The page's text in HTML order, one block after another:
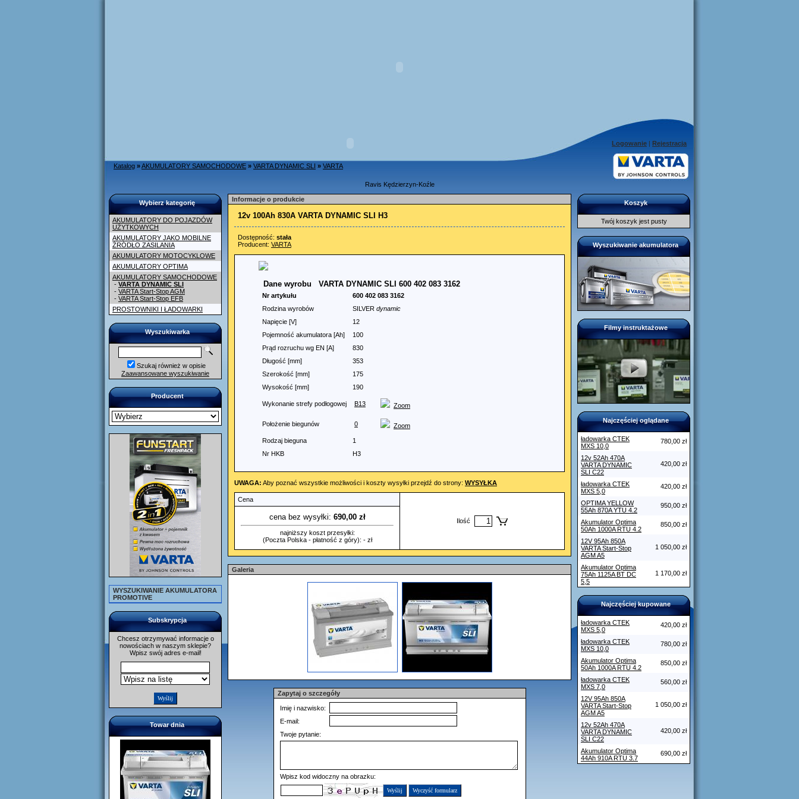
Logowanie | Rejestracja
Katalog »AKUMULATORY SAMOCHODOWE » VARTA DYNAMIC SLI » VARTA
Ravis Kędzierzyn-Koźle
Wybierz kategorię
AKUMULATORY DO POJAZDÓW
UŻYTKOWYCH
AKUMULATORY JAKO MOBILNE
ŹRÓDŁO ZASILANIA
AKUMULATORY MOTOCYKLOWE
AKUMULATORY OPTIMA
AKUMULATORY SAMOCHODOWE
- VARTA DYNAMIC SLI
- VARTA Start-Stop AGM
- VARTA Start-Stop EFB
PROSTOWNIKI I ŁADOWARKI
Wyszukiwarka
Szukaj również w opisie
Zaawansowane wyszukiwanie
Producent
WYSZUKIWANIE AKUMULATORA
PROMOTIVE
Subskrypcja
Chcesz otrzymywać informacje o
nowościach w naszym sklepie?
Wpisz swój adres e-mail!
Towar dnia
Informacje o produkcie
12v 100Ah 830A VARTA DYNAMIC SLI H3
Dostępność: stała
Producent: VARTA
Dane wyrobu VARTA DYNAMIC SLI 600 402 083 3162
Nr artykułu
600 402 083 3162
Rodzina wyrobów
SILVER dynamic
Napięcie [V]
12
Pojemność akumulatora [Ah]
100
Prąd rozruchu wg EN [A]
830
Długość [mm]
353
Szerokość [mm]
175
Wysokość [mm]
190
Wykonanie strefy podłogowej B13 Zoom
Położenie biegunów 0 Zoom
Rodzaj bieguna
1
Nr HKB
H3
UWAGA: Aby poznać wszystkie możliwości i koszty wysyłki przejdź do strony: WYSYŁKA
Cena
Ilość
cena bez wysyłki: 690,00 zł
najniższy koszt przesyłki:
(Poczta Polska - płatność z góry): - zł
Galeria
Zapytaj o szczegóły
Imię i nazwisko:
E-mail:
Twoje pytanie:
Wpisz kod widoczny na obrazku:
Koszyk
Twój koszyk jest pusty
Wyszukiwanie akumulatora
Filmy instruktażowe
Najczęściej oglądane
ładowarka CTEK
MXS 10,0
780,00 zł
12v 52Ah 470A
VARTA DYNAMIC
SLI C22
420,00 zł
ładowarka CTEK
MXS 5,0
420,00 zł
OPTIMA YELLOW
55Ah 870A YTU 4.2
950,00 zł
Akumulator Optima
50Ah 1000A RTU 4.2
850,00 zł
12V 95Ah 850A
VARTA Start-Stop
AGM A5
1 050,00 zł
Akumulator Optima
75Ah 1125A BT DC
5,5
1 170,00 zł
Najczęściej kupowane
ładowarka CTEK
MXS 5,0
420,00 zł
ładowarka CTEK
MXS 10,0
780,00 zł
Akumulator Optima
50Ah 1000A RTU 4.2
850,00 zł
ładowarka CTEK
MXS 7,0
560,00 zł
12V 95Ah 850A
VARTA Start-Stop
AGM A5
1 050,00 zł
12v 52Ah 470A
VARTA DYNAMIC
SLI C22
420,00 zł
Akumulator Optima
44Ah 910A RTU 3.7
690,00 zł